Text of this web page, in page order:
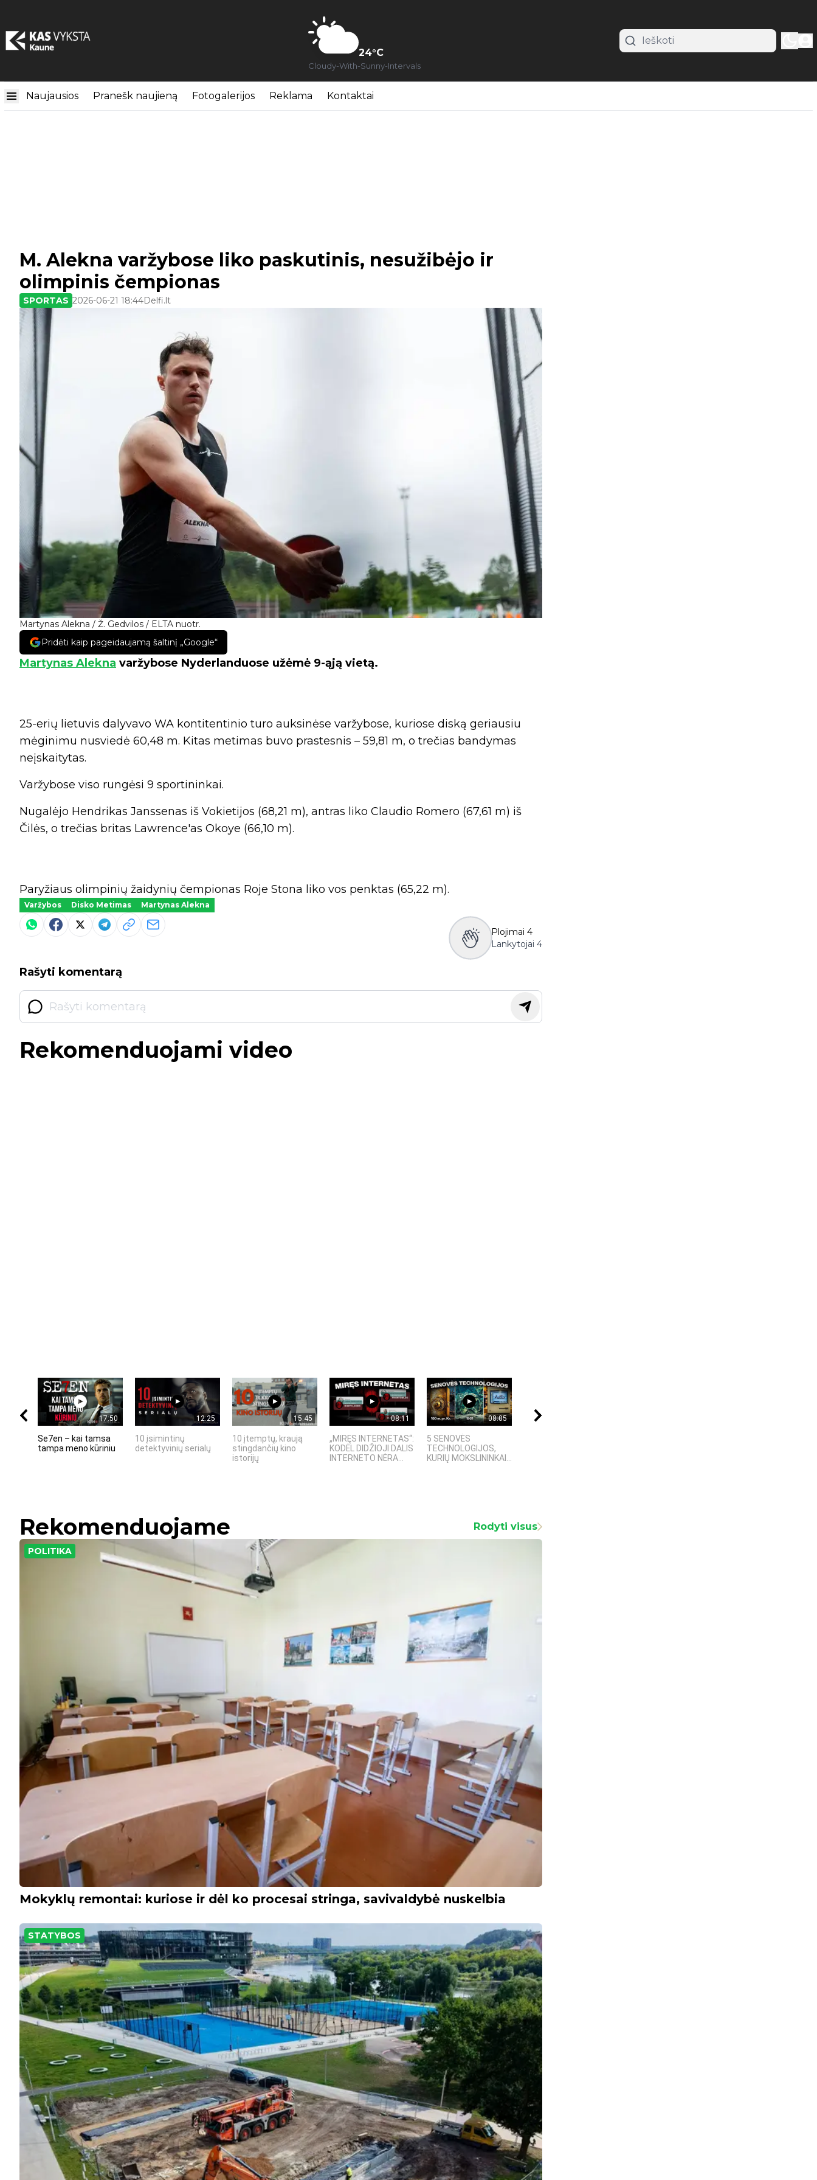
24°C
Cloudy-With-Sunny-Intervals
Naujausios Pranešk naujieną Fotogalerijos Reklama Kontaktai
Martynas Alekna / Ž. Gedvilos / ELTA nuotr.
M. Alekna varžybose liko paskutinis, nesužibėjo ir
olimpinis čempionas
SPORTAS 2026-06-21 18:44Delfi.lt
Pridėti kaip pageidaujamą šaltinį „Google“
Martynas Alekna varžybose Nyderlanduose užėmė 9-ąją vietą.
25-erių lietuvis dalyvavo WA kontitentinio turo auksinėse varžybose, kuriose diską geriausiu
mėginimu nusviedė 60,48 m. Kitas metimas buvo prastesnis – 59,81 m, o trečias bandymas
neįskaitytas.
Varžybose viso rungėsi 9 sportininkai.
Nugalėjo Hendrikas Janssenas iš Vokietijos (68,21 m), antras liko Claudio Romero (67,61 m) iš
Čilės, o trečias britas Lawrence'as Okoye (66,10 m).
Paryžiaus olimpinių žaidynių čempionas Roje Stona liko vos penktas (65,22 m).
Varžybos Disko Metimas Martynas Alekna
Plojimai 4
Lankytojai 4
Rašyti komentarą
Rekomenduojami video
17:50
Se7en – kai tamsa
tampa meno kūriniu
12:25
10 įsimintinų
detektyvinių serialų
15:45
10 įtemptų, kraują
stingdančių kino
istorijų
08:11
„MIRĘS INTERNETAS“:
KODĖL DIDŽIOJI DALIS
INTERNETO NĖRA...
08:05
5 SENOVĖS
TECHNOLOGIJOS,
KURIŲ MOKSLININKAI...
Rekomenduojame Rodyti visus
POLITIKA
Mokyklų remontai: kuriose ir dėl ko procesai stringa, savivaldybė nuskelbia
STATYBOS